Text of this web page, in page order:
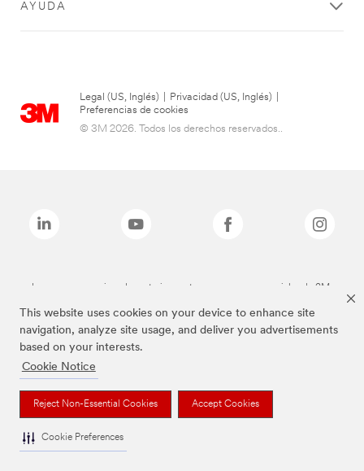
This website uses cookies on your device to enhance site
navigation, analyze site usage, and deliver you advertisements
based on your interests.
Cookie Notice
Reject Non-Essential Cookies Accept Cookies
Cookie Preferences
AYUDA
Legal (US, Inglés) Privacidad (US, Inglés)
Preferencias de cookies
© 3M 2026. Todos los derechos reservados..
Las marcas mencionadas anteriormente son marcas comerciales de 3M.